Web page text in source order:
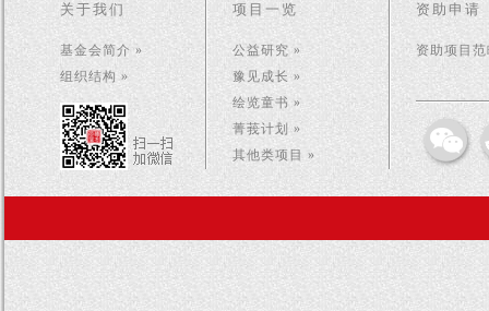
关于我们
基金会简介 »
组织结构 »
项目一览
公益研究 »
豫见成长 »
绘览童书 »
菁莪计划 »
其他类项目 »
资助申请
资助项目